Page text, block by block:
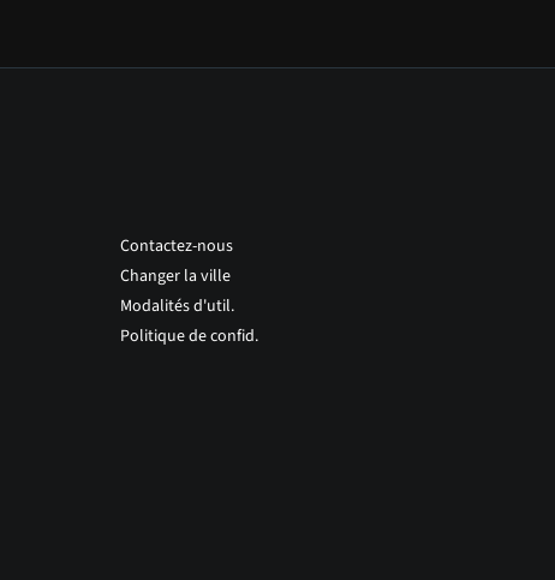
Contactez-nous
Changer la ville
Modalités d'util.
Politique de confid.